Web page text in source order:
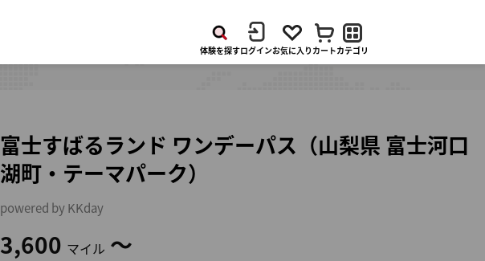
体験を探すログインお気に入りカートカテゴリ
富士すばるランド ワンデーパス（山梨県 富士河口
湖町・テーマパーク）
powered by KKday
3,600 マイル ～